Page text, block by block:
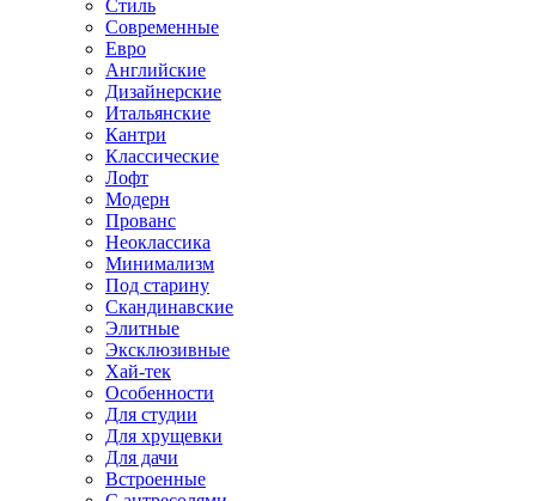
Стиль
Современные
Евро
Английские
Дизайнерские
Итальянские
Кантри
Классические
Лофт
Модерн
Прованс
Неоклассика
Минимализм
Под старину
Скандинавские
Элитные
Эксклюзивные
Хай-тек
Особенности
Для студии
Для хрущевки
Для дачи
Встроенные